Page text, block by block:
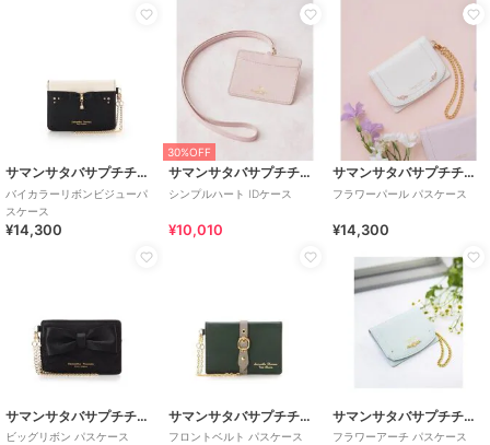
サマンサタバサプチチョイス
バイカラーリボンビジューパ
スケース
¥14,300
30%OFF
サマンサタバサプチチョイス
シンプルハート IDケース
¥10,010
サマンサタバサプチチョイス
フラワーパール パスケース
¥14,300
サマンサタバサプチチョイス
ビッグリボン パスケース
サマンサタバサプチチョイス
フロントベルト パスケース
サマンサタバサプチチョイス
フラワーアーチ パスケース